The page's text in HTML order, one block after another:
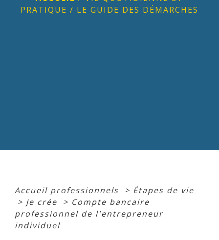
PRATIQUE / LE GUIDE DES DÉMARCHES
Accueil professionnels > Étapes de vie
> Je crée > Compte bancaire
professionnel de l'entrepreneur
individuel